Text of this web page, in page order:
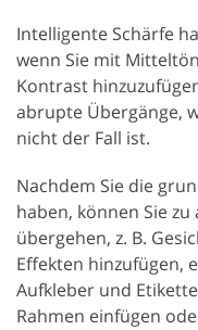
Intelligente Schärfe
wenn Sie mit
Kontrast
abrupte Übergänge,
nicht der Fall ist.
Nachdem Sie die
haben, können Sie
übergehen, z. B.
Effekten hinzufügen,
Aufkleber und
Rahmen einfügen